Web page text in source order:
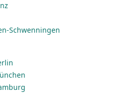
Schwenningen